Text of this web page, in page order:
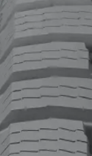
и
шофиране и
дори
мнение!